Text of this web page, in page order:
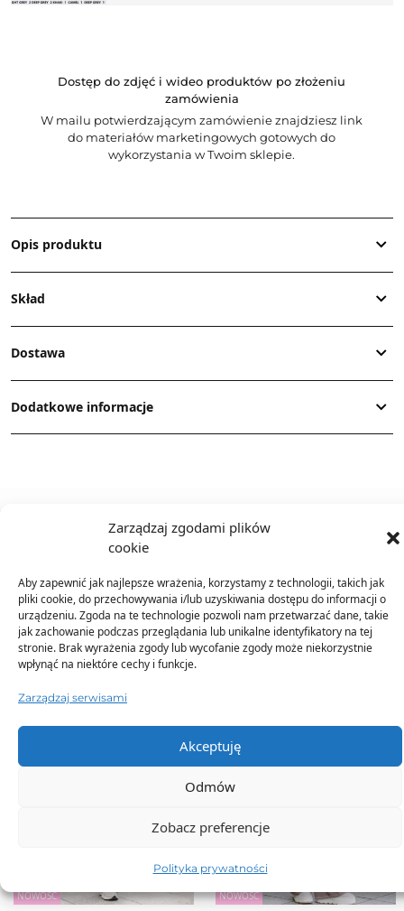
Zarządzaj zgodami plików
cookie
Aby zapewnić jak najlepsze wrażenia, korzystamy z technologii, takich jak
pliki cookie, do przechowywania i/lub uzyskiwania dostępu do informacji o
urządzeniu. Zgoda na te technologie pozwoli nam przetwarzać dane, takie
jak zachowanie podczas przeglądania lub unikalne identyfikatory na tej
stronie. Brak wyrażenia zgody lub wycofanie zgody może niekorzystnie
wpłynąć na niektóre cechy i funkcje.
Zarządzaj serwisami
Akceptuję
Odmów
Zobacz preferencje
Polityka prywatności
Dostęp do zdjęć i wideo produktów po złożeniu
zamówienia
W mailu potwierdzającym zamówienie znajdziesz link
do materiałów marketingowych gotowych do
wykorzystania w Twoim sklepie.
Opis produktu
Skład
Dostawa
Dodatkowe informacje
TO SIĘ TERAZ SPRZEDAJE
NOWOŚĆ NOWOŚĆ